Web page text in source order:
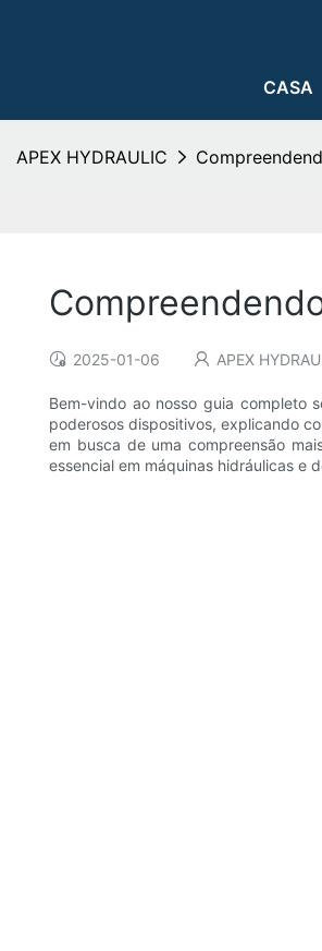
CASA
APEX HYDRAULIC
2025-01-06 APEX
Bem-vindo ao nosso guia completo
poderosos dispositivos, explicando
em busca de uma compreensão
essencial em máquinas hidráulicas e